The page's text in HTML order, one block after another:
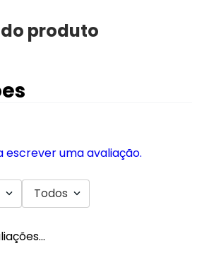
produto
escrever uma avaliação.
Todos